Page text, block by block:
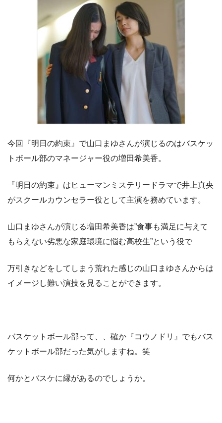
今回『明日の約束』で山口まゆさんが演じるのはバスケッ
トボール部のマネージャー役の増田希美香。
『明日の約束』はヒューマンミステリードラマで井上真央
がスクールカウンセラー役として主演を務めています。
山口まゆさんが演じる増田希美香は”食事も満足に与えて
もらえない劣悪な家庭環境に悩む高校生”という役で
万引きなどをしてしまう荒れた感じの山口まゆさんからは
イメージし難い演技を見ることができます。
バスケットボール部って、、確か『コウノドリ』でもバス
ケットボール部だった気がしますね。笑
何かとバスケに縁があるのでしょうか。